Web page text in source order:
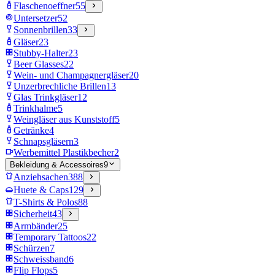
Flaschenoeffner55
Untersetzer52
Sonnenbrillen33
Gläser23
Stubby-Halter23
Beer Glasses22
Wein- und Champagnergläser20
Unzerbrechliche Brillen13
Glas Trinkgläser12
Trinkhalme5
Weingläser aus Kunststoff5
Getränke4
Schnapsgläsern3
Werbemittel Plastikbecher2
Bekleidung & Accessoires9
Anziehsachen388
Huete & Caps129
T-Shirts & Polos88
Sicherheit43
Armbänder25
Temporary Tattoos22
Schürzen7
Schweissband6
Flip Flops5